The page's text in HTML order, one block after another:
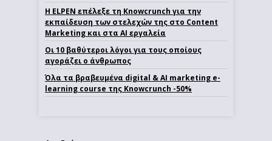
Η ELPEN επέλεξε τη Knowcrunch για την
εκπαίδευση των στελεχών της στο Content
Marketing και στα AI εργαλεία
Οι 10 βαθύτεροι λόγοι για τους οποίους
αγοράζει ο άνθρωπος
Όλα τα βραβευμένα digital & AI marketing e-
learning course της Knowcrunch -50%